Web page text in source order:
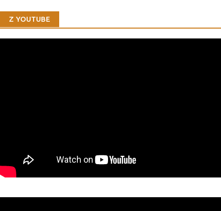
Z YOUTUBE